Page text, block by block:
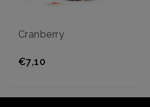
Cranberry
€7,10